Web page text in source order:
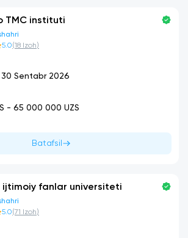
TMC instituti
5.0(18 Izoh)
30 Sentabr 2026
- 65 000 000 UZS
Batafsil
ijtimoiy fanlar universiteti
5.0(71 Izoh)